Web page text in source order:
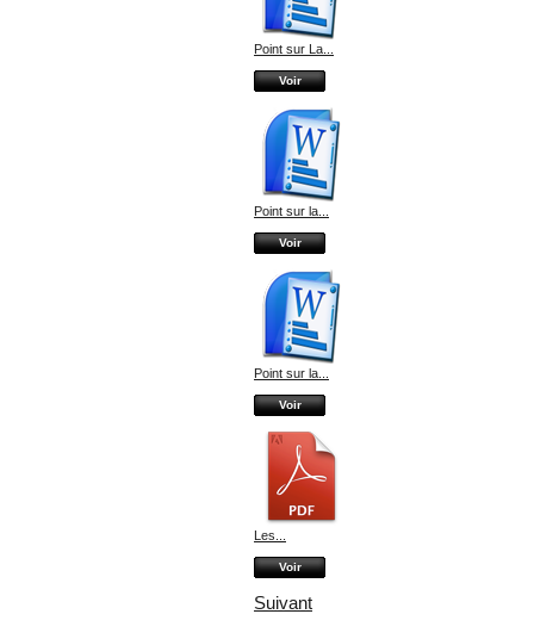
Point sur La...
Voir
Point sur la...
Voir
Point sur la...
Voir
Les...
Voir
Suivant